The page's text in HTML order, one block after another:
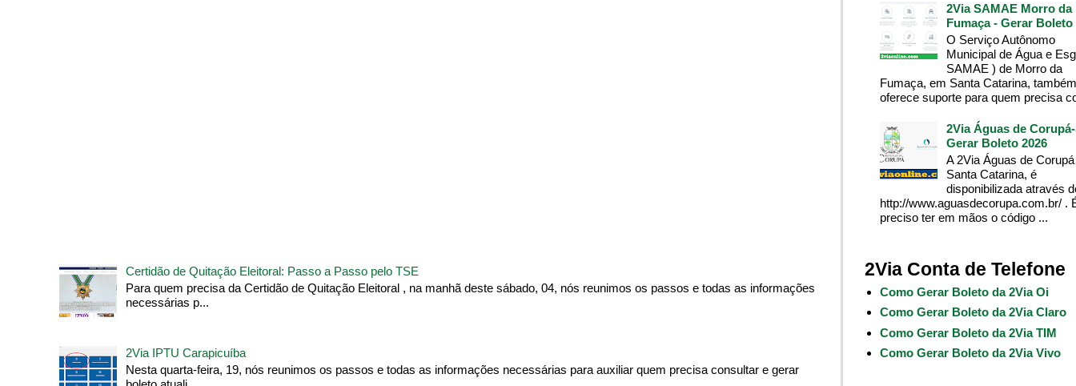
Certidão de Quitação Eleitoral: Passo a Passo pelo TSE
Para quem precisa da Certidão de Quitação Eleitoral , na manhã deste sábado, 04, nós reunimos os passos e todas as informações
necessárias p...
2Via IPTU Carapicuíba
Nesta quarta-feira, 19, nós reunimos os passos e todas as informações necessárias para auxiliar quem precisa consultar e gerar
2Via SAMAE Morro da
Fumaça - Gerar Boleto
O Serviço Autônomo
Municipal de Água e
SAMAE ) de Morro da
Fumaça, em Santa Catarina, também
oferece suporte para quem precisa
2Via Águas de
Gerar Boleto 2026
A 2Via Águas de
Santa Catarina, é
disponibilizada através
http://www.aguasdecorupa.com.br/ .
preciso ter em mãos o código ...
2Via Conta de Telefone
Como Gerar Boleto da 2Via Oi
Como Gerar Boleto da 2Via Claro
Como Gerar Boleto da 2Via TIM
Como Gerar Boleto da 2Via Vivo